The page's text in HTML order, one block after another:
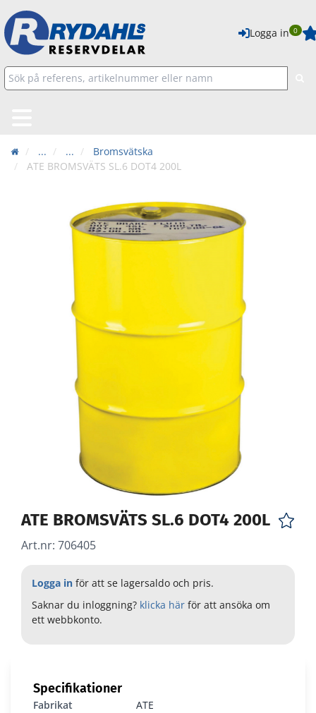
Logga in 0
... ...
Bromsvätska
ATE BROMSVÄTS SL.6 DOT4 200L
ATE BROMSVÄTS SL.6 DOT4 200L
Art.nr: 706405
Logga in för att se lagersaldo och pris.
Saknar du inloggning? klicka här för att ansöka om
ett webbkonto.
Specifikationer
Fabrikat
ATE